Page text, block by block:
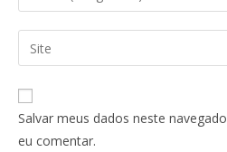
Salvar meus dados neste
eu comentar.